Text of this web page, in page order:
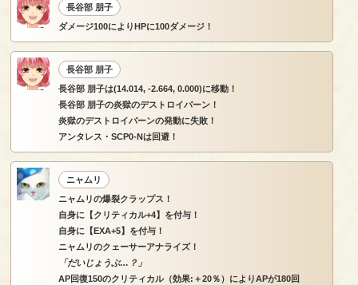
長谷部 朋子
ダメージ100によりHPに100ダメージ！
長谷部 朋子
長谷部 朋子は(14.014, -2.664, 0.000)に移動！
長谷部 朋子の炎獄のデストロイバーン！
炎獄のデストロイバーンの発動に失敗！
アンタレス・SCP0-Nは回避！
ニャムリ
ニャムリの爆裂クラップス！
自身に【クリティカル+4】を付与！
自身に【EXA+5】を付与！
ニャムリのクェーサーアナライズ！
「だいじょうぶ…？」
AP回復150のクリティカル（効果:＋20％）によりAPが180回